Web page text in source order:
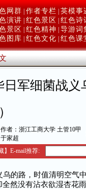
网群 作者专栏 英模事
演讲 红色景区 红色诗
景区 红色精神 导游词
图库 红色文化 红色课
军细菌战义
作者：浙江工商大学 土管10甲
于家超
】 E-mail推荐:
的路，时值清明空气
然没有沾衣欲湿杏花